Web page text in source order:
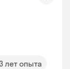
лет опыта